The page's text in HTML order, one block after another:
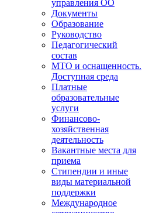
управления ОО
Документы
Образование
Руководство
Педагогический
состав
МТО и оснащенность.
Доступная среда
Платные
образовательные
услуги
Финансово-
хозяйственная
деятельность
Вакантные места для
приема
Стипендии и иные
виды материальной
поддержки
Международное